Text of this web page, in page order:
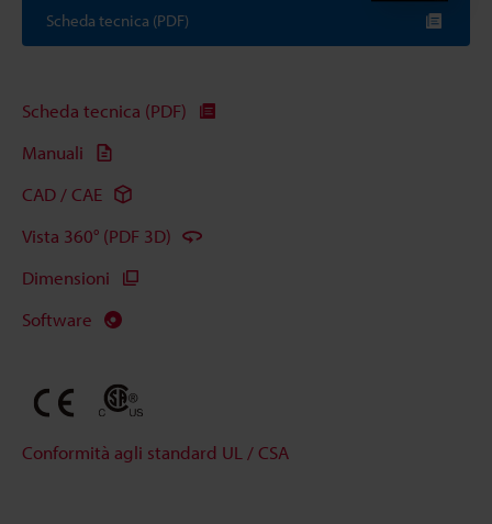
Scheda tecnica (PDF)
Scheda tecnica (PDF)
Manuali
CAD / CAE
Vista 360° (PDF 3D)
Dimensioni
Software
Conformità agli standard UL / CSA